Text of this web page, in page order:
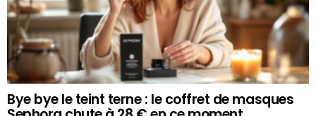
Bye bye le teint terne : le coffret de masques